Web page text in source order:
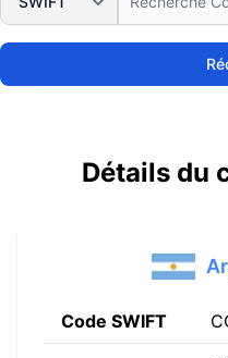
Détails du
Code SWIFT